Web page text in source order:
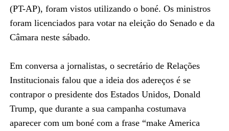
(PT-AP), foram vistos utilizando o boné. Os ministros
foram licenciados para votar na eleição do Senado e da
Câmara neste sábado.
Em conversa a jornalistas, o secretário de Relações
Institucionais falou que a ideia dos adereços é se
contrapor o presidente dos Estados Unidos, Donald
Trump, que durante a sua campanha costumava
aparecer com um boné com a frase “make America